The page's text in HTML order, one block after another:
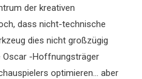
der kreativen
dass nicht-technische
dies nicht großzügig
Oscar -Hoffnungsträger
optimieren… aber